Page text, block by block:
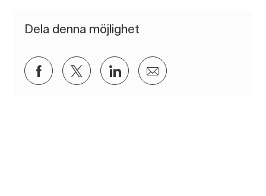
Dela denna möjlighet
Dela via Facebook
Dela via twitter
Dela via LinkedIn
Dela via e-post